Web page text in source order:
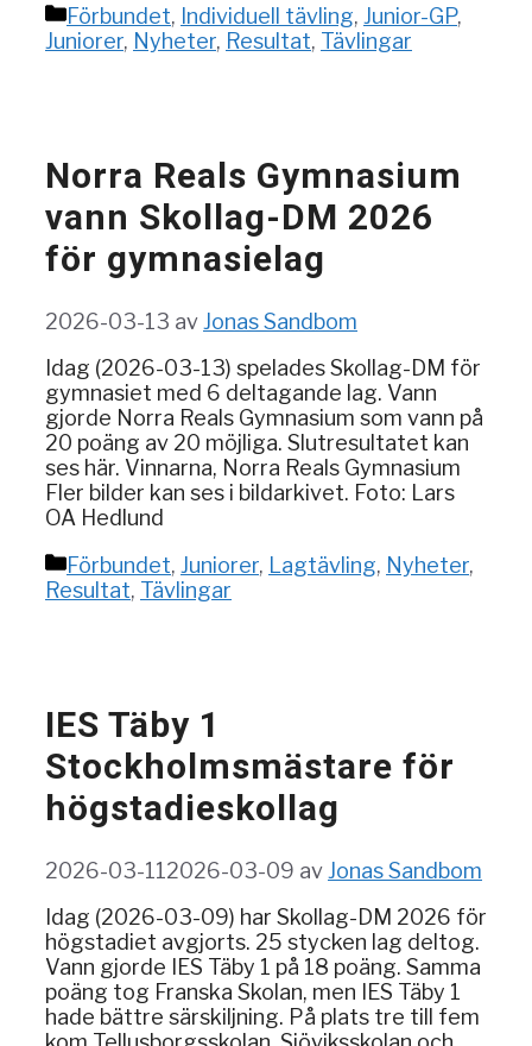
Kategorier
Förbundet, Individuell tävling, Junior-GP,
Juniorer, Nyheter, Resultat, Tävlingar
Norra Reals Gymnasium
vann Skollag-DM 2026
för gymnasielag
2026-03-13 avJonas Sandbom
Idag (2026-03-13) spelades Skollag-DM för
gymnasiet med 6 deltagande lag. Vann
gjorde Norra Reals Gymnasium som vann på
20 poäng av 20 möjliga. Slutresultatet kan
ses här. Vinnarna, Norra Reals Gymnasium
Fler bilder kan ses i bildarkivet. Foto: Lars
OA Hedlund
Kategorier
Förbundet, Juniorer, Lagtävling, Nyheter,
Resultat, Tävlingar
IES Täby 1
Stockholmsmästare för
högstadieskollag
2026-03-112026-03-09 avJonas Sandbom
Idag (2026-03-09) har Skollag-DM 2026 för
högstadiet avgjorts. 25 stycken lag deltog.
Vann gjorde IES Täby 1 på 18 poäng. Samma
poäng tog Franska Skolan, men IES Täby 1
hade bättre särskiljning. På plats tre till fem